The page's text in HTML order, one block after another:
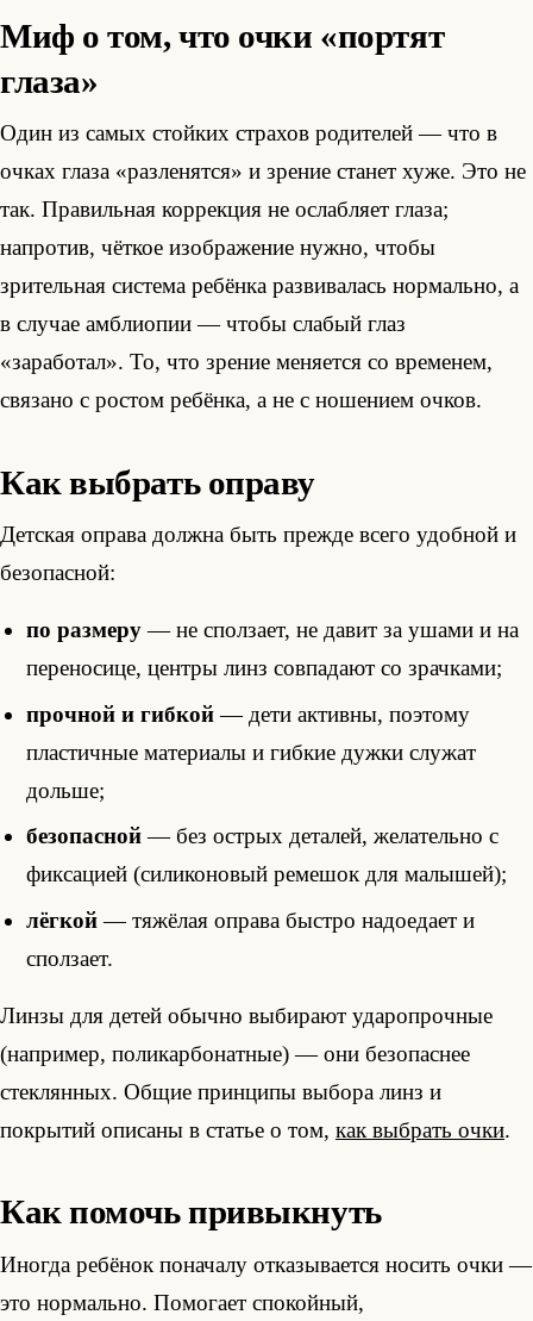
Миф о том, что очки «портят
глаза»
Один из самых стойких страхов родителей — что в
очках глаза «разленятся» и зрение станет хуже. Это не
так. Правильная коррекция не ослабляет глаза;
напротив, чёткое изображение нужно, чтобы
зрительная система ребёнка развивалась нормально, а
в случае амблиопии — чтобы слабый глаз
«заработал». То, что зрение меняется со временем,
связано с ростом ребёнка, а не с ношением очков.
Как выбрать оправу
Детская оправа должна быть прежде всего удобной и
безопасной:
по размеру— не сползает, не давит за ушами и на
переносице, центры линз совпадают со зрачками;
прочной и гибкой— дети активны, поэтому
пластичные материалы и гибкие дужки служат
дольше;
безопасной— без острых деталей, желательно с
фиксацией (силиконовый ремешок для малышей);
лёгкой— тяжёлая оправа быстро надоедает и
сползает.
Линзы для детей обычно выбирают ударопрочные
(например, поликарбонатные) — они безопаснее
стеклянных. Общие принципы выбора линз и
покрытий описаны в статье о том, как выбрать очки.
Как помочь привыкнуть
Иногда ребёнок поначалу отказывается носить очки —
это нормально. Помогает спокойный,